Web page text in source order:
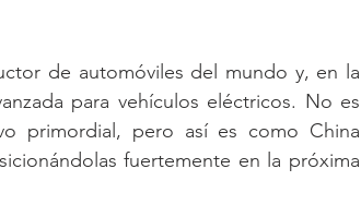
de automóviles del mundo y, en la
para vehículos eléctricos. No es
primordial, pero así es como China
fuertemente en la próxima